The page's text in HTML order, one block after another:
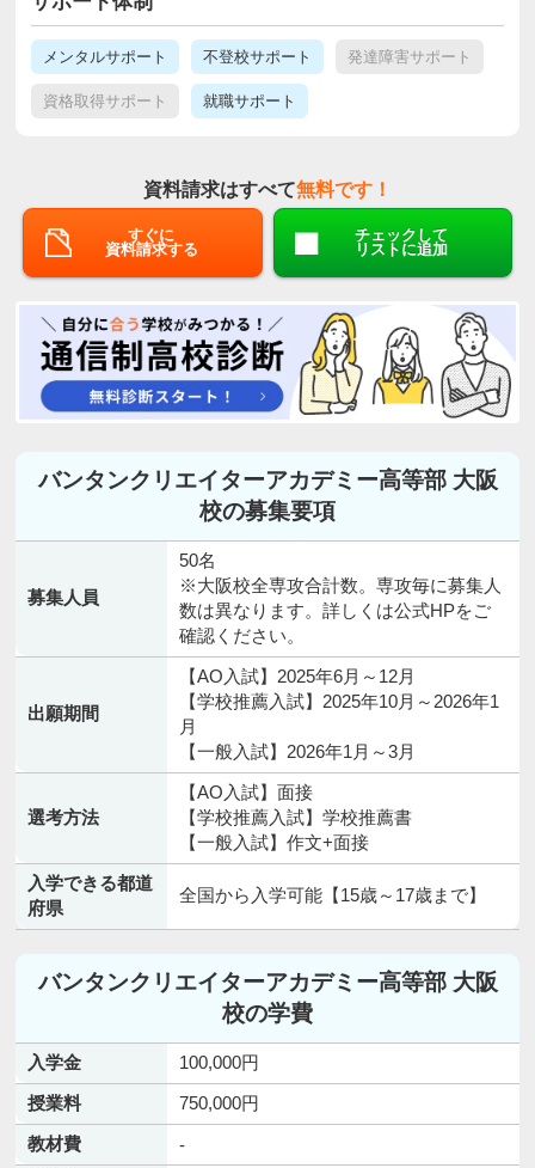
メンタルサポート 不登校サポート 発達障害サポート
資格取得サポート 就職サポート
資料請求はすべて無料です！
すぐに
資料請求する
チェックして
リストに追加
バンタンクリエイターアカデミー高等部 大阪
校の募集要項
募集人員
50名
※大阪校全専攻合計数。専攻毎に募集人
数は異なります。詳しくは公式HPをご
確認ください。
出願期間
【AO入試】2025年6月～12月
【学校推薦入試】2025年10月～2026年1
月
【一般入試】2026年1月～3月
選考方法
【AO入試】面接
【学校推薦入試】学校推薦書
【一般入試】作文+面接
入学できる都道
府県
全国から入学可能【15歳～17歳まで】
バンタンクリエイターアカデミー高等部 大阪
校の学費
入学金
100,000円
授業料
750,000円
教材費
-